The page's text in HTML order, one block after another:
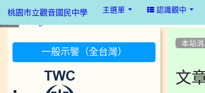
桃園市立觀音國民中學 主選單 認識觀中
本站消
文
一般示警（全台灣）